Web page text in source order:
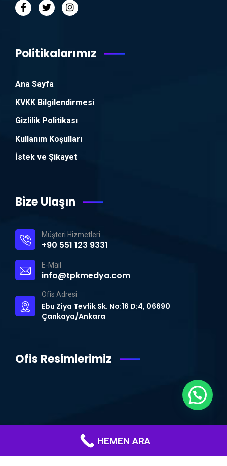
Politikalarımız
Ana Sayfa
KVKK Bilgilendirmesi
Gizlilik Politikası
Kullanım Koşulları
İstek ve Şikayet
Bize Ulaşın
Müşteri Hizmetleri
+90 551 123 9331
E-Mail
info@tpkmedya.com
Ofis Adresi
Ebu Ziya Tevfik Sk. No:16 D:4, 06690
Çankaya/Ankara
Ofis Resimlerimiz
HEMEN ARA